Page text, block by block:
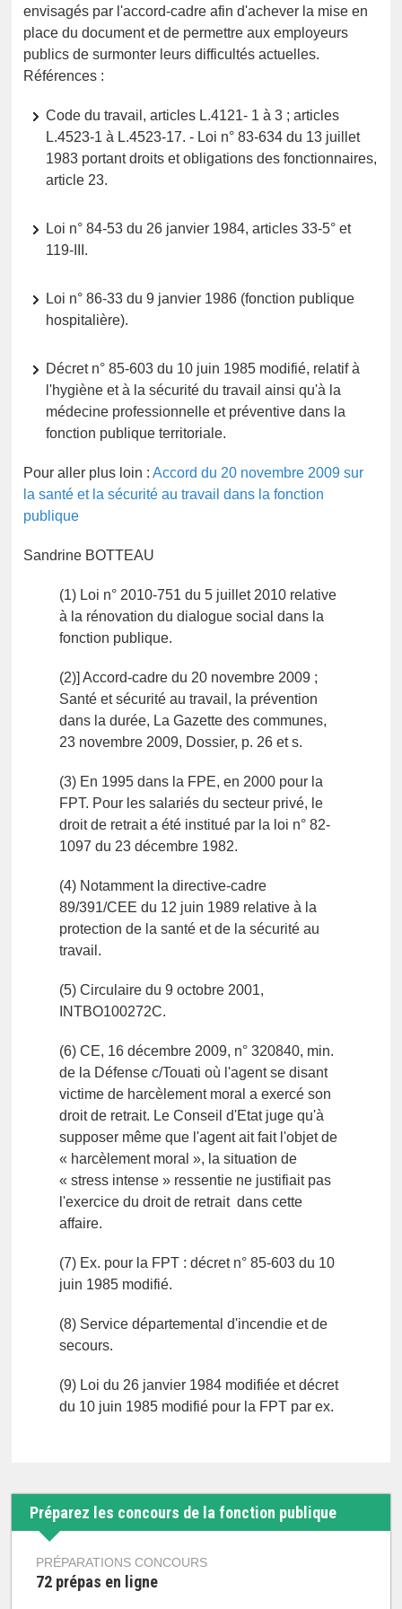
envisagés par l'accord-cadre afin d'achever la mise en
place du document et de permettre aux employeurs
publics de surmonter leurs difficultés actuelles.
Références :
Code du travail, articles L.4121- 1 à 3 ; articles
L.4523-1 à L.4523-17. - Loi n° 83-634 du 13 juillet
1983 portant droits et obligations des fonctionnaires,
article 23.
Loi n° 84-53 du 26 janvier 1984, articles 33-5° et
119-III.
Loi n° 86-33 du 9 janvier 1986 (fonction publique
hospitalière).
Décret n° 85-603 du 10 juin 1985 modifié, relatif à
l'hygiène et à la sécurité du travail ainsi qu'à la
médecine professionnelle et préventive dans la
fonction publique territoriale.
Pour aller plus loin :Accord du 20 novembre 2009 sur
la santé et la sécurité au travail dans la fonction
publique
Sandrine BOTTEAU
(1) Loi n° 2010-751 du 5 juillet 2010 relative
à la rénovation du dialogue social dans la
fonction publique.
(2)] Accord-cadre du 20 novembre 2009 ;
Santé et sécurité au travail, la prévention
dans la durée, La Gazette des communes,
23 novembre 2009, Dossier, p. 26 et s.
(3) En 1995 dans la FPE, en 2000 pour la
FPT. Pour les salariés du secteur privé, le
droit de retrait a été institué par la loi n° 82-
1097 du 23 décembre 1982.
(4) Notamment la directive-cadre
89/391/CEE du 12 juin 1989 relative à la
protection de la santé et de la sécurité au
travail.
(5) Circulaire du 9 octobre 2001,
INTBO100272C.
(6) CE, 16 décembre 2009, n° 320840, min.
de la Défense c/Touati où l'agent se disant
victime de harcèlement moral a exercé son
droit de retrait. Le Conseil d'Etat juge qu'à
supposer même que l'agent ait fait l'objet de
« harcèlement moral », la situation de
« stress intense » ressentie ne justifiait pas
l'exercice du droit de retrait dans cette
affaire.
(7) Ex. pour la FPT : décret n° 85-603 du 10
juin 1985 modifié.
(8) Service départemental d'incendie et de
secours.
(9) Loi du 26 janvier 1984 modifiée et décret
du 10 juin 1985 modifié pour la FPT par ex.
Préparez les concours de la fonction publique
PRÉPARATIONS CONCOURS
72 prépas en ligne